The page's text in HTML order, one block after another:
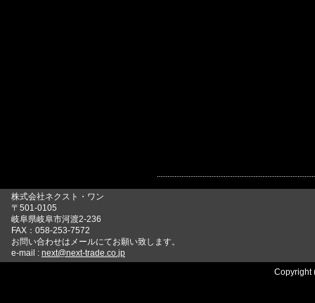
株式会社ネクスト・ワン
〒501-0105
岐阜県岐阜市河渡2-236
FAX：058-253-7572
お問い合わせはメールにてお願い致します。
e-mail : next@next-trade.co.jp
Copyright